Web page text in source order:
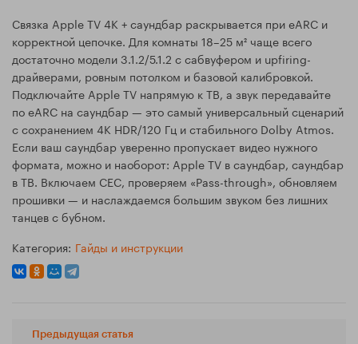
Связка Apple TV 4K + саундбар раскрывается при eARC и
корректной цепочке. Для комнаты 18–25 м² чаще всего
достаточно модели 3.1.2/5.1.2 с сабвуфером и upfiring-
драйверами, ровным потолком и базовой калибровкой.
Подключайте Apple TV напрямую к ТВ, а звук передавайте
по eARC на саундбар — это самый универсальный сценарий
с сохранением 4K HDR/120 Гц и стабильного Dolby Atmos.
Если ваш саундбар уверенно пропускает видео нужного
формата, можно и наоборот: Apple TV в саундбар, саундбар
в ТВ. Включаем CEC, проверяем «Pass-through», обновляем
прошивки — и наслаждаемся большим звуком без лишних
танцев с бубном.
Категория: Гайды и инструкции
Предыдущая статья